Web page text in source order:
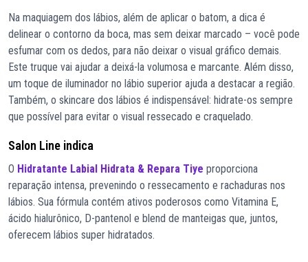
Na maquiagem dos lábios, além de aplicar o batom, a dica é
delinear o contorno da boca, mas sem deixar marcado – você pode
esfumar com os dedos, para não deixar o visual gráfico demais.
Este truque vai ajudar a deixá-la volumosa e marcante. Além disso,
um toque de iluminador no lábio superior ajuda a destacar a região.
Também, o skincare dos lábios é indispensável: hidrate-os sempre
que possível para evitar o visual ressecado e craquelado.
Salon Line indica
O Hidratante Labial Hidrata & Repara Tiye proporciona
reparação intensa, prevenindo o ressecamento e rachaduras nos
lábios. Sua fórmula contém ativos poderosos como Vitamina E,
ácido hialurônico, D-pantenol e blend de manteigas que, juntos,
oferecem lábios super hidratados.